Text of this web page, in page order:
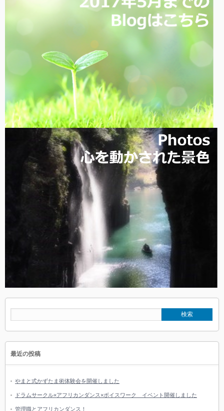
最近の投稿
やまと式かずたま術体験会を開催しました
ドラムサークル×アフリカンダンス×ボイスワーク イベント開催しました
管理職とアフリカンダンス！